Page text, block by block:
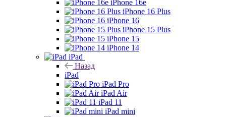
iPhone 16e
iPhone 16 Plus
iPhone 16
iPhone 15 Plus
iPhone 15
iPhone 14
iPad
Назад
iPad
iPad Pro
iPad Air
iPad 11
iPad mini